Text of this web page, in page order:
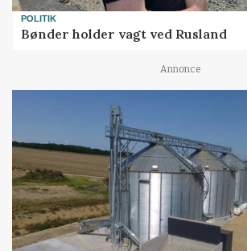
POLITIK
Bønder holder vagt ved Rusland
Annonce